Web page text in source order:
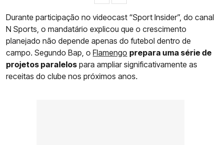
Durante participação no videocast “Sport Insider”, do canal
N Sports, o mandatário explicou que o crescimento
planejado não depende apenas do futebol dentro de
campo. Segundo Bap, o Flamengo prepara uma série de
projetos paralelos para ampliar significativamente as
receitas do clube nos próximos anos.